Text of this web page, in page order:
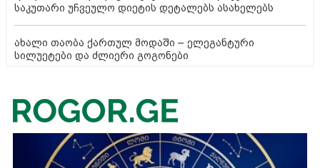
საკუთარი უჩვეულო დიეტის დეტალებს ასახელებს
ახალი თაობა ქართულ მოდაში – ელეგანტური
სილუეტები და ძლიერი გოგონები